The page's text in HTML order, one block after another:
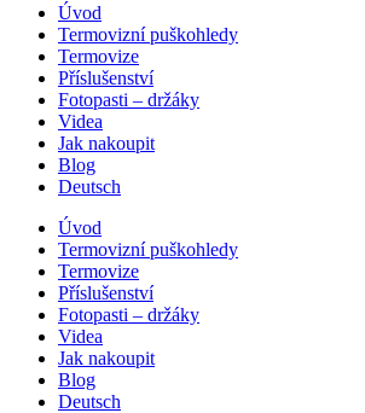
Úvod
Termovizní puškohledy
Termovize
Příslušenství
Fotopasti – držáky
Videa
Jak nakoupit
Blog
Deutsch
Úvod
Termovizní puškohledy
Termovize
Příslušenství
Fotopasti – držáky
Videa
Jak nakoupit
Blog
Deutsch